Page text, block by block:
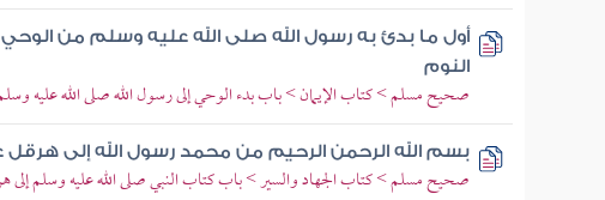
أول ما بدئ به رسول الله صلى الله عليه وسلم من الوحي
النوم
صحيح مسلم > كتاب الإيمان > باب بدء الوحي إلى رسول الله صلى الله عليه
بسم الله الرحمن الرحيم من محمد رسول الله إلى
صحيح مسلم > كتاب الجهاد والسير > باب كتاب النبي صلى الله عليه وسلم إلى